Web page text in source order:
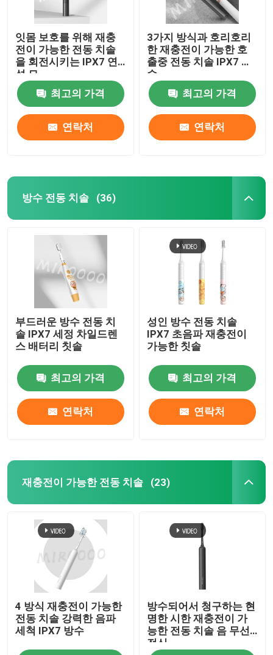
잇몸 보호를 위해 재충
전이 가능한 전동 치솔
을 회전시키는 IPX7 연
성 모
최고의 가격
연락처
3가지 방식과 호리호리
한 재충전이 가능한 호
출중 전동 치솔 IPX7 방
수
최고의 가격
연락처
방수 전동 치솔 (36)
부드러운 방수 전동 치
솔 IPX7 세정 차일드렌
스 배터리 칫솔
최고의 가격
연락처
성인 방수 전동 치솔
IPX7 초음파 재충전이
가능한 칫솔
최고의 가격
연락처
재충전이 가능한 전동 치솔 (23)
4 방식 재충전이 가능한
전동 치솔 강력한 음파
세척 IPX7 방수
방수되어서 청구하는 현
명한 시한 재충전이 가
능한 전동 치솔 음 무선
전신